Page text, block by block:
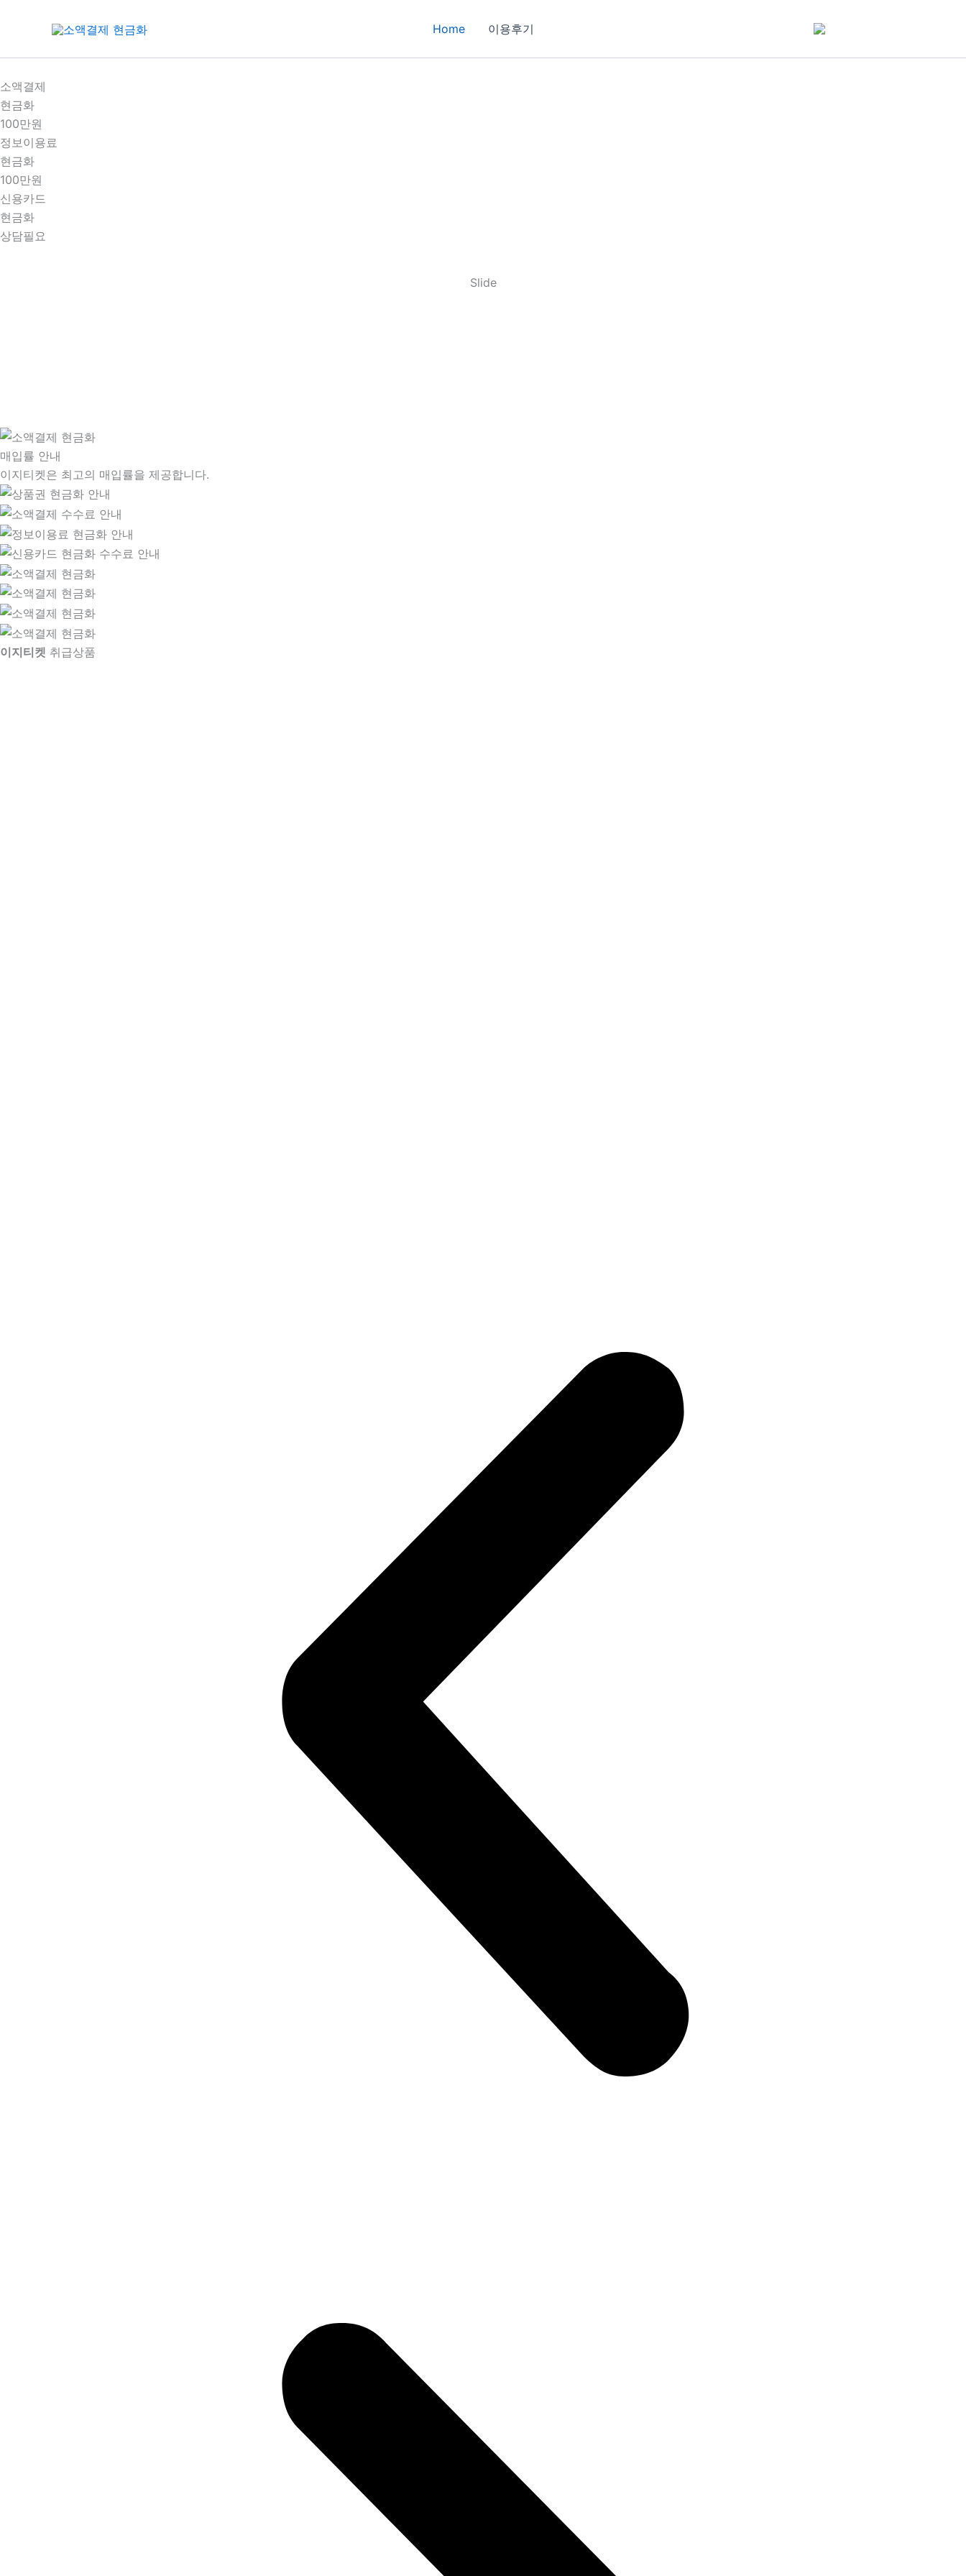
건
너
뛰
기
Home 이용후기
소액결제
현금화
100만원
정보이용료
현금화
100만원
신용카드
현금화
상담필요
Slide
매입률 안내
이지티켓은 최고의 매입률을 제공합니다.
이지티켓 취급상품